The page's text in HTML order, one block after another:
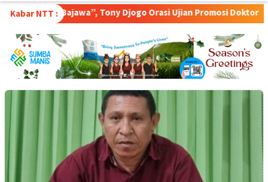
Kabar NTT :
Bajawa”, Tony Djogo Orasi Ujian Promosi Doktor